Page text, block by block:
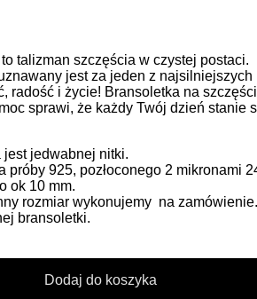
talizman szczęścia w czystej postaci.
jest za jeden z najsilniejszych
radość i życie! Bransoletka na
sprawi, że każdy Twój dzień stanie
jedwabnej nitki.
925, pozłoconego 2 mikronami
ok 10 mm.
rozmiar wykonujemy na zamówienie.
bransoletki.
Dodaj do koszyka